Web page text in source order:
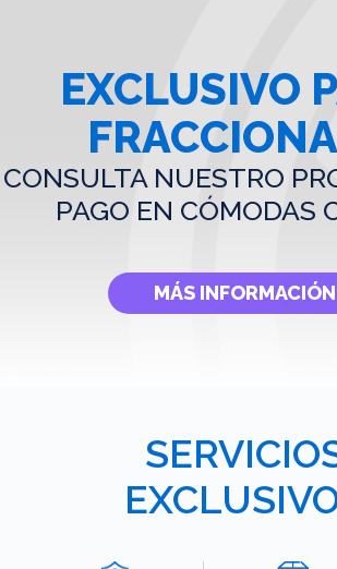
EXCLUSIVO
CONSULTA NUESTRO
PAGO EN CÓMODAS
MÁS INFORMACIÓN